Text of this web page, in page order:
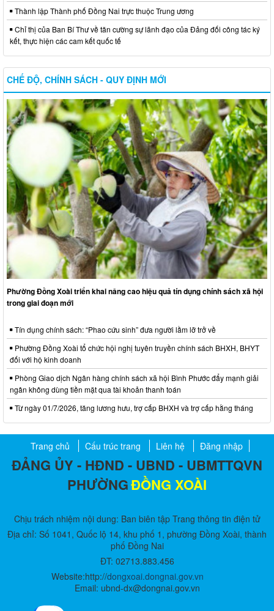
Thành lập Thành phố Đồng Nai trực thuộc Trung ương
Chỉ thị của Ban Bí Thư về tăn cường sự lãnh đạo của Đảng đối công tác ký
kết, thực hiện các cam kết quốc tế
CHẾ ĐỘ, CHÍNH SÁCH - QUY ĐỊNH MỚI
Phường Đồng Xoài triển khai nâng cao hiệu quả tín dụng chính sách xã hội
trong giai đoạn mới
Tín dụng chính sách: “Phao cứu sinh” đưa người lầm lỡ trở về
Phường Đồng Xoài tổ chức hội nghị tuyên truyền chính sách BHXH, BHYT
đối với hộ kinh doanh
Phòng Giao dịch Ngân hàng chính sách xã hội Bình Phước đẩy mạnh giải
ngân không dùng tiền mặt qua tài khoản thanh toán
Từ ngày 01/7/2026, tăng lương hưu, trợ cấp BHXH và trợ cấp hằng tháng
Trang chủ Cấu trúc trang Liên hệ Đăng nhập
ĐẢNG ỦY - HĐND - UBND - UBMTTQVN
PHƯỜNGĐỒNG XOÀI
Chịu trách nhiệm nội dung: Ban biên tập Trang thông tin điện tử
Địa chỉ: Số 1041, Quốc lộ 14, khu phố 1, phường Đồng Xoài, thành
phố Đồng Nai
ĐT: 02713.883.456
Website:http://dongxoai.dongnai.gov.vn
Email: ubnd-dx@dongnai.gov.vn​